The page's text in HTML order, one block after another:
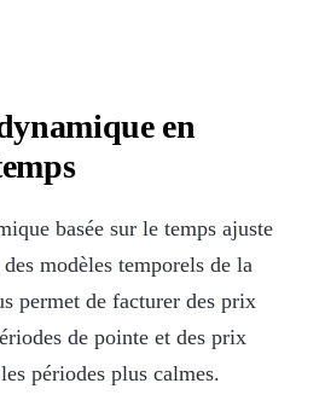
en
basée sur le temps ajuste
modèles temporels de la
permet de facturer des prix
de pointe et des prix
périodes plus calmes.